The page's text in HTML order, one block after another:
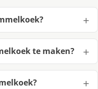
te maken?